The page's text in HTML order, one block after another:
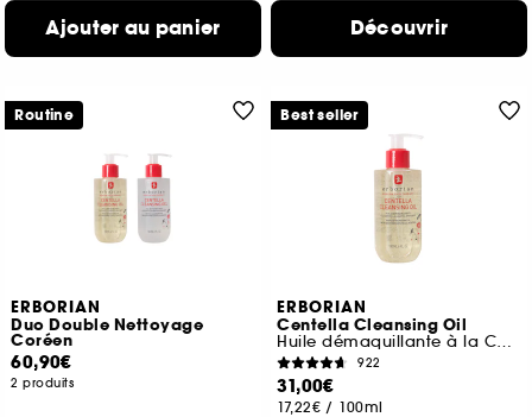
Ajouter au panier Découvrir
ERBORIAN
Duo Double Nettoyage
Coréen
60,90€
2 produits
Routine
ERBORIAN
Centella Cleansing Oil
Huile démaquillante à la Centella Asiatica apaisante
922
31,00€
17,22€ / 100ml
Best seller